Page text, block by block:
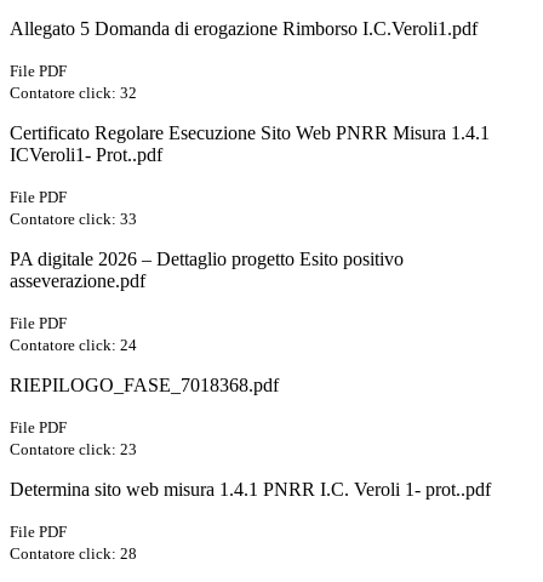
Allegato 5 Domanda di erogazione Rimborso I.C.Veroli1.pdf
File PDF
Contatore click: 32
Certificato Regolare Esecuzione Sito Web PNRR Misura 1.4.1
ICVeroli1- Prot..pdf
File PDF
Contatore click: 33
PA digitale 2026 – Dettaglio progetto Esito positivo
asseverazione.pdf
File PDF
Contatore click: 24
RIEPILOGO_FASE_7018368.pdf
File PDF
Contatore click: 23
Determina sito web misura 1.4.1 PNRR I.C. Veroli 1- prot..pdf
File PDF
Contatore click: 28